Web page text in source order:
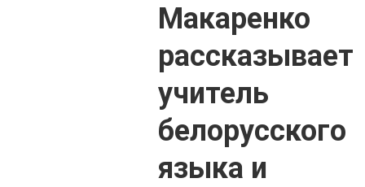
Макаренко
рассказывает
учитель
белорусского
языка и